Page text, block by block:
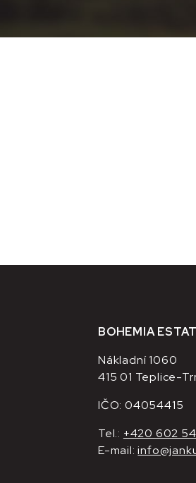
BOHEMIA
Nákladní 1060
415 01 Teplice-
IČO: 04054415
Tel.: +420 602
E-mail: